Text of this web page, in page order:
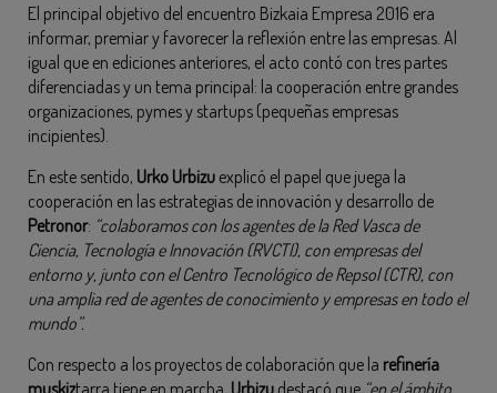
El principal objetivo del encuentro Bizkaia Empresa 2016 era
informar, premiar y favorecer la reflexión entre las empresas. Al
igual que en ediciones anteriores, el acto contó con tres partes
diferenciadas y un tema principal: la cooperación entre grandes
organizaciones, pymes y startups (pequeñas empresas
incipientes).
En este sentido, Urko Urbizu explicó el papel que juega la
cooperación en las estrategias de innovación y desarrollo de
Petronor: “colaboramos con los agentes de la Red Vasca de
Ciencia, Tecnología e Innovación (RVCTI), con empresas del
entorno y, junto con el Centro Tecnológico de Repsol (CTR), con
una amplia red de agentes de conocimiento y empresas en todo el
mundo”.
Con respecto a los proyectos de colaboración que la refinería
muskiztarra tiene en marcha, Urbizu destacó que “en el ámbito